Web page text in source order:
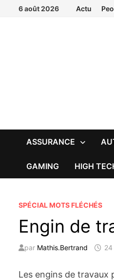
Passer6 août 2026 Actu
ASSURANCE
GAMING HIGH
SPÉCIAL MOTS FLÉCHÉS
Engin de
par Mathis.Bertrand 24
Les engins de travaux